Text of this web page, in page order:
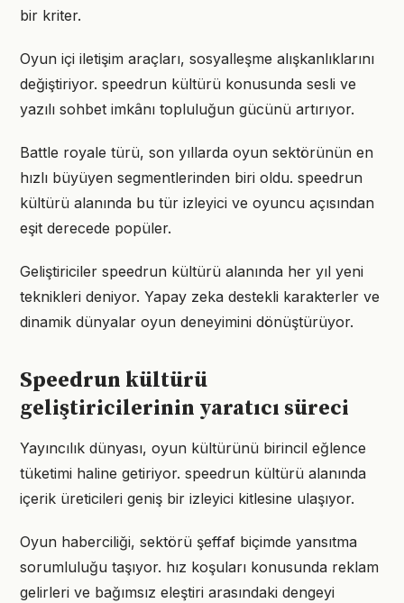
bir kriter.
Oyun içi iletişim araçları, sosyalleşme alışkanlıklarını
değiştiriyor. speedrun kültürü konusunda sesli ve
yazılı sohbet imkânı topluluğun gücünü artırıyor.
Battle royale türü, son yıllarda oyun sektörünün en
hızlı büyüyen segmentlerinden biri oldu. speedrun
kültürü alanında bu tür izleyici ve oyuncu açısından
eşit derecede popüler.
Geliştiriciler speedrun kültürü alanında her yıl yeni
teknikleri deniyor. Yapay zeka destekli karakterler ve
dinamik dünyalar oyun deneyimini dönüştürüyor.
Speedrun kültürü
geliştiricilerinin yaratıcı süreci
Yayıncılık dünyası, oyun kültürünü birincil eğlence
tüketimi haline getiriyor. speedrun kültürü alanında
içerik üreticileri geniş bir izleyici kitlesine ulaşıyor.
Oyun haberciliği, sektörü şeffaf biçimde yansıtma
sorumluluğu taşıyor. hız koşuları konusunda reklam
gelirleri ve bağımsız eleştiri arasındaki dengeyi